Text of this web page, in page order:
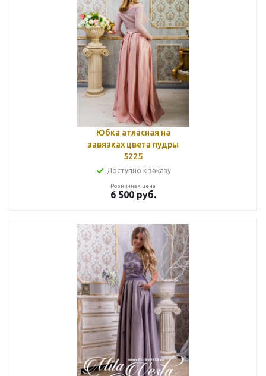
Юбка атласная на
завязках цвета пудры
5225
Доступно к заказу
Розничная цена
6 500руб.